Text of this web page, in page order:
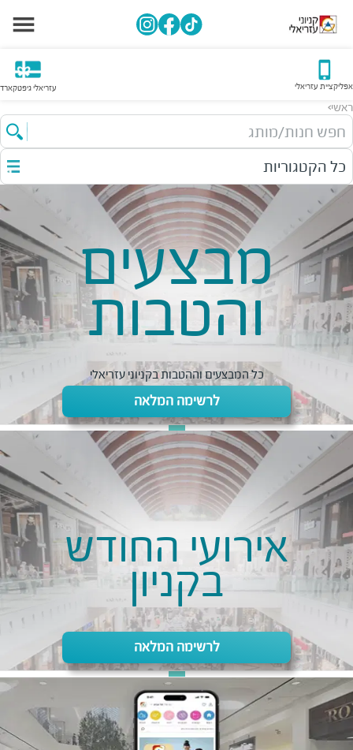
אפליקציית עזריאלי עזריאלי גיפטקארד
ראשי>
חפש חנות/מותג
כל הקטגוריות
מבצעים
והטבות
כל המבצעים וההטבות בקניוני עזריאלי
לרשימה המלאה
אירועי החודש
בקניון
לרשימה המלאה